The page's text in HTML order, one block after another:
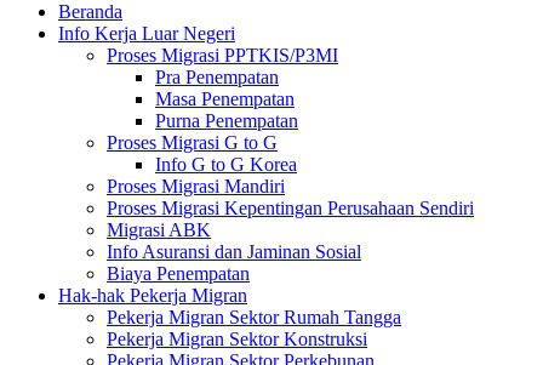
Beranda
Info Kerja Luar Negeri
Proses Migrasi PPTKIS/P3MI
Pra Penempatan
Masa Penempatan
Purna Penempatan
Proses Migrasi G to G
Info G to G Korea
Proses Migrasi Mandiri
Proses Migrasi Kepentingan Perusahaan Sendiri
Migrasi ABK
Info Asuransi dan Jaminan Sosial
Biaya Penempatan
Hak-hak Pekerja Migran
Pekerja Migran Sektor Rumah Tangga
Pekerja Migran Sektor Konstruksi
Pekerja Migran Sektor Perkebunan